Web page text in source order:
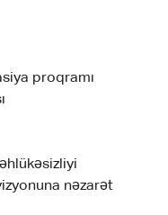
proqramı
nəzarət